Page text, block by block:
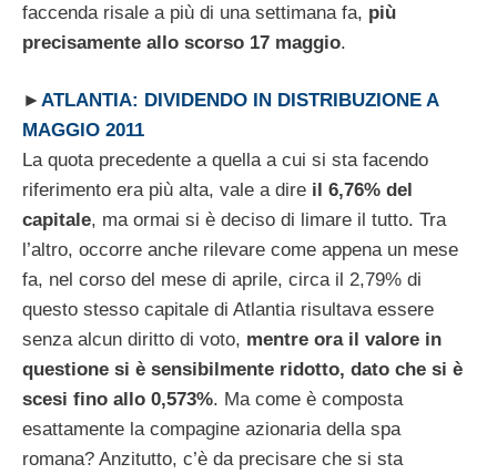
faccenda risale a più di una settimana fa, più
precisamente allo scorso 17 maggio.
► ATLANTIA: DIVIDENDO IN DISTRIBUZIONE A
MAGGIO 2011
La quota precedente a quella a cui si sta facendo
riferimento era più alta, vale a dire il 6,76% del
capitale, ma ormai si è deciso di limare il tutto. Tra
l’altro, occorre anche rilevare come appena un mese
fa, nel corso del mese di aprile, circa il 2,79% di
questo stesso capitale di Atlantia risultava essere
senza alcun diritto di voto, mentre ora il valore in
questione si è sensibilmente ridotto, dato che si è
scesi fino allo 0,573%. Ma come è composta
esattamente la compagine azionaria della spa
romana? Anzitutto, c’è da precisare che si sta